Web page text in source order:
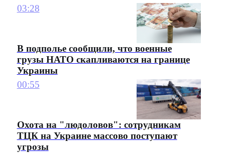
03:28
В подполье сообщили, что военные
грузы НАТО скапливаются на границе
Украины
00:55
Охота на "людоловов": сотрудникам
ТЦК на Украине массово поступают
угрозы